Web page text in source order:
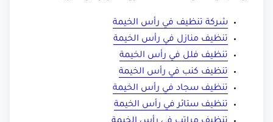
شركة تنظيف في رأس الخيمة
تنظيف منازل في رأس الخيمة
تنظيف فلل في رأس الخيمة
تنظيف كنب في رأس الخيمة
تنظيف سجاد في رأس الخيمة
تنظيف ستائر في رأس الخيمة